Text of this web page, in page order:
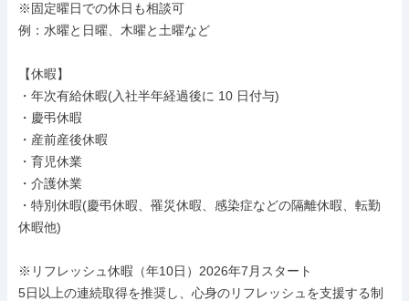
※固定曜日での休日も相談可
例：水曜と日曜、木曜と土曜など
【休暇】
・年次有給休暇(入社半年経過後に 10 日付与)
・慶弔休暇
・産前産後休暇
・育児休業
・介護休業
・特別休暇(慶弔休暇、罹災休暇、感染症などの隔離休暇、転勤
休暇他)
※リフレッシュ休暇（年10日）2026年7月スタート
5日以上の連続取得を推奨し、心身のリフレッシュを支援する制